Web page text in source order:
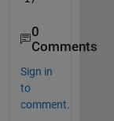
0
Comments
Sign in
to
comment.